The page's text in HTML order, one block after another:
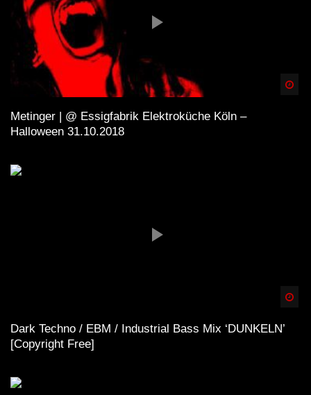
Metinger | @ Essigfabrik Elektroküche Köln –
Halloween 31.10.2018
Dark Techno / EBM / Industrial Bass Mix ‘DUNKELN’
[Copyright Free]